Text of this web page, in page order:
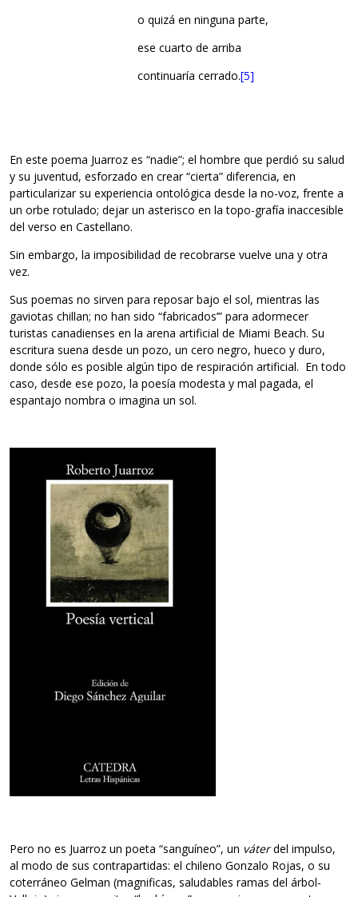
o quizá en ninguna parte,
ese cuarto de arriba
continuaría cerrado.[5]
En este poema Juarroz es “nadie”; el hombre que perdió su salud
y su juventud, esforzado en crear “cierta” diferencia, en
particularizar su experiencia ontológica desde la no-voz, frente a
un orbe rotulado; dejar un asterisco en la topo-grafía inaccesible
del verso en Castellano.
Sin embargo, la imposibilidad de recobrarse vuelve una y otra
vez.
Sus poemas no sirven para reposar bajo el sol, mientras las
gaviotas chillan; no han sido “fabricados’” para adormecer
turistas canadienses en la arena artificial de Miami Beach. Su
escritura suena desde un pozo, un cero negro, hueco y duro,
donde sólo es posible algún tipo de respiración artificial. En todo
caso, desde ese pozo, la poesía modesta y mal pagada, el
espantajo nombra o imagina un sol.
Pero no es Juarroz un poeta “sanguíneo”, un váterdel impulso,
al modo de sus contrapartidas: el chileno Gonzalo Rojas, o su
coterráneo Gelman (magnificas, saludables ramas del árbol-